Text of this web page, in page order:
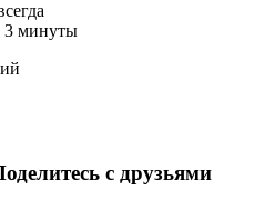
3 минуты
с друзьями